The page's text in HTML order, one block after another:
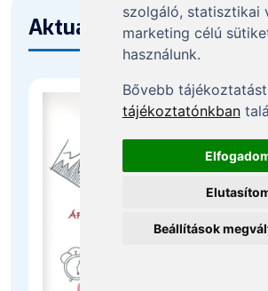
szolgáló, statisztikai
marketing célú
használunk.
Bővebb
tájékoztatónkban
Beállítások
Aktuális lapszámunk